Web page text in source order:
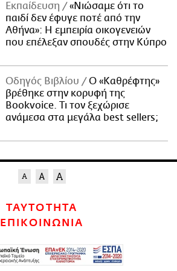
Εκπαίδευση
«Νιώσαμε ότι το
παιδί δεν έφυγε ποτέ από την
Αθήνα»: Η εμπειρία οικογενειών
που επέλεξαν σπουδές στην Κύπρο
Οδηγός Βιβλίου
Ο «Καθρέφτης»
βρέθηκε στην κορυφή της
Bookvoice. Τι τον ξεχώρισε
ανάμεσα στα μεγάλα best sellers;
ΤΑΥΤΟΤΗΤΑ
ΕΠΙΚΟΙΝΩΝΙΑ